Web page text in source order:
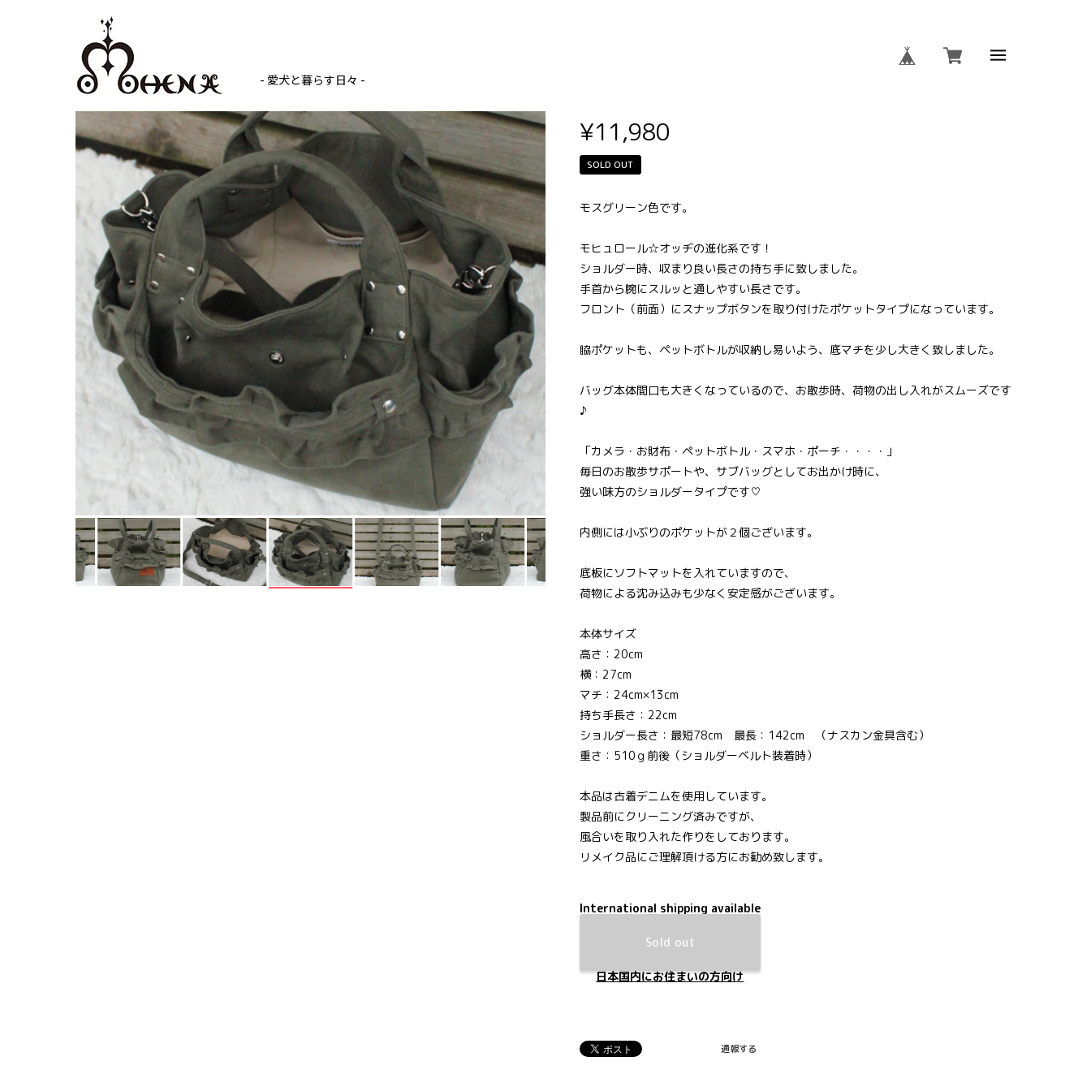
- 愛犬と暮らす日々 -
¥11,980
SOLD OUT
モスグリーン色です。
モヒュロール☆オッヂの進化系です！
ショルダー時、収まり良い長さの持ち手に致しました。
手首から腕にスルッと通しやすい長さです。
フロント（前面）にスナップボタンを取り付けたポケットタイプになっています。
脇ポケットも、ペットボトルが収納し易いよう、底マチを少し大きく致しました。
バッグ本体間口も大きくなっているので、お散歩時、荷物の出し入れがスムーズです
♪
「カメラ・お財布・ペットボトル・スマホ・ポーチ・・・・」
毎日のお散歩サポートや、サブバッグとしてお出かけ時に、
強い味方のショルダータイプです♡
内側には小ぶりのポケットが２個ございます。
底板にソフトマットを入れていますので、
荷物による沈み込みも少なく安定感がございます。
本体サイズ
高さ：20cm
横：27cm
マチ：24cm×13cm
持ち手長さ：22cm
ショルダー長さ：最短78cm 最長：142cm （ナスカン金具含む）
重さ：510ｇ前後（ショルダーベルト装着時）
本品は古着デニムを使用しています。
製品前にクリーニング済みですが、
風合いを取り入れた作りをしております。
リメイク品にご理解頂ける方にお勧め致します。
International shipping available
Sold out
日本国内にお住まいの方向け
通報する